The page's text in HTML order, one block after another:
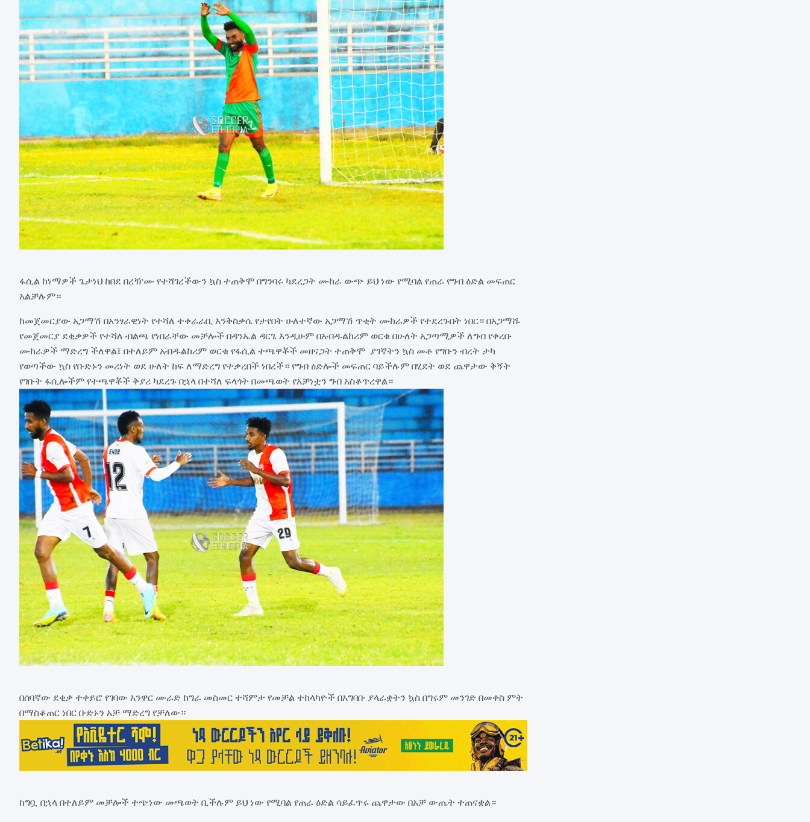
ፋሲል ከነማዎች ጌታነህ ከበደ በረዥሙ የተሻገረችውን ኳስ ተጠቅሞ በግንባሩ ካደረጋት ሙከራ ውጭ ይህ ነው የሚባል የጠራ የግብ ዕድል መፍጠር
አልቻሉም።
ከመጀመርያው አጋማሽ በአንፃራዊነት የተሻለ ተቀራራቢ እንቅስቃሴ የታየበት ሁለተኛው አጋማሽ ጥቂት ሙከራዎች የተደረጉበት ነበር። በአጋማሹ
የመጀመርያ ደቂቃዎች የተሻለ ብልጫ የነበራቸው መቻሎች በዳንኤል ዳርጌ እንዲሁም በአብዱልከሪም ወርቁ በሁለት አጋጣሚዎች ለግብ የቀረቡ
ሙከራዎች ማድረግ ችለዋል፤ በተለይም አብዱልከሪም ወርቁ የፋሲል ተጫዋቾች መዘናጋት ተጠቅሞ ያገኛትን ኳስ መቶ የግቡን ብረት ታካ
የወጣችው ኳስ የቡድኑን መሪነት ወደ ሁለት ከፍ ለማድረግ የተቃረበች ነበረች። የግብ ዕድሎች መፍጠር ባይችሉም በሂደት ወደ ጨዋታው ቅኝት
የገቡት ፋሲሎችም የተጫዋቾች ቅያሪ ካደረጉ በኋላ በተሻለ ፍላጎት በመጫወት የአቻነቷን ግብ አስቆጥረዋል።
በሰባኛው ደቂቃ ተቀይሮ የገባው አንዋር ሙራድ ከግራ መስመር ተሻምታ የመቻል ተከላካዮች በአግባቡ ያላራቋትን ኳስ በግሩም መንገድ በመቀስ ምት
በማስቆጠር ነበር ቡድኑን አቻ ማድረግ የቻለው።
ከግቧ በኋላ በተለይም መቻሎች ተጭነው መጫወት ቢችሉም ይህ ነው የሚባል የጠራ ዕድል ሳይፈጥሩ ጨዋታው በአቻ ውጤት ተጠናቋል።